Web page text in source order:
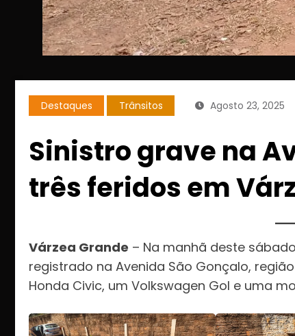
Destaques Trânsitos Agosto 23, 2025
Sinistro grave na
três feridos em
Várzea Grande – Na manhã deste
registrado na Avenida São Gonçalo,
Honda Civic, um Volkswagen Gol e uma